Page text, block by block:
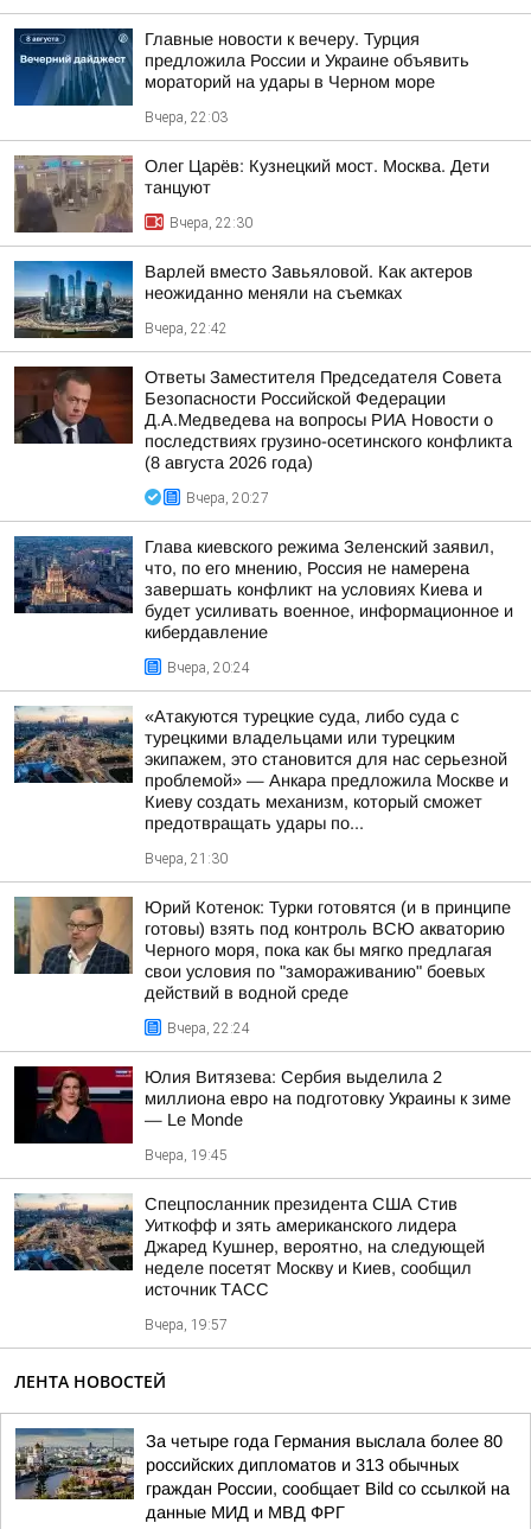
Главные новости к вечеру. Турция
предложила России и Украине объявить
мораторий на удары в Черном море
Вчера, 22:03
Олег Царёв: Кузнецкий мост. Москва. Дети
танцуют
Вчера, 22:30
Варлей вместо Завьяловой. Как актеров
неожиданно меняли на съемках
Вчера, 22:42
Ответы Заместителя Председателя Совета
Безопасности Российской Федерации
Д.А.Медведева на вопросы РИА Новости о
последствиях грузино-осетинского конфликта
(8 августа 2026 года)
Вчера, 20:27
Глава киевского режима Зеленский заявил,
что, по его мнению, Россия не намерена
завершать конфликт на условиях Киева и
будет усиливать военное, информационное и
кибердавление
Вчера, 20:24
«Атакуются турецкие суда, либо суда с
турецкими владельцами или турецким
экипажем, это становится для нас серьезной
проблемой» — Анкара предложила Москве и
Киеву создать механизм, который сможет
предотвращать удары по...
Вчера, 21:30
Юрий Котенок: Турки готовятся (и в принципе
готовы) взять под контроль ВСЮ акваторию
Черного моря, пока как бы мягко предлагая
свои условия по "замораживанию" боевых
действий в водной среде
Вчера, 22:24
Юлия Витязева: Сербия выделила 2
миллиона евро на подготовку Украины к зиме
— Le Monde
Вчера, 19:45
Спецпосланник президента США Стив
Уиткофф и зять американского лидера
Джаред Кушнер, вероятно, на следующей
неделе посетят Москву и Киев, сообщил
источник ТАСС
Вчера, 19:57
ЛЕНТА НОВОСТЕЙ
За четыре года Германия выслала более 80
российских дипломатов и 313 обычных
граждан России, сообщает Bild со ссылкой на
данные МИД и МВД ФРГ